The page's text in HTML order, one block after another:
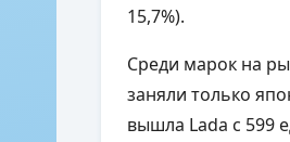
15,7%).
Среди марок на
заняли только
вышла Lada с 599